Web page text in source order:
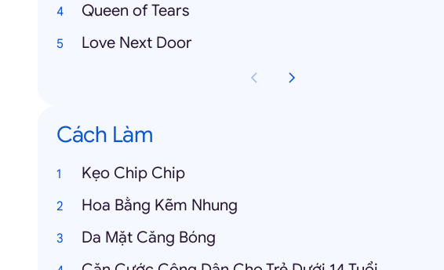
Queen of Tears
Love Next Door
Cách Làm
Kẹo Chip Chip
Hoa Bằng Kẽm Nhung
Da Mặt Căng Bóng